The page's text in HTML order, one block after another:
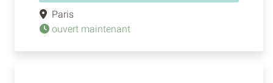
Paris
ouvert maintenant